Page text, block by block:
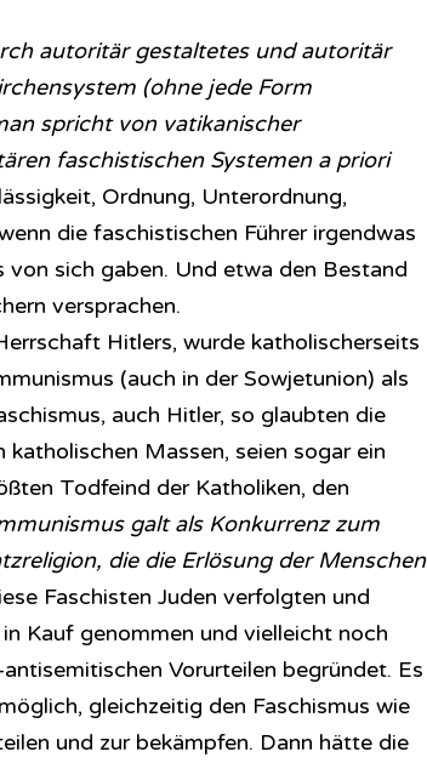
autoritär gestaltetes und autoritär
(ohne jede Form
spricht von vatikanischer
faschistischen Systemen a priori
Ordnung, Unterordnung,
die faschistischen Führer irgendwas
sich gaben. Und etwa den Bestand
versprachen.
Hitlers, wurde katholischerseits
(auch in der Sowjetunion) als
auch Hitler, so glaubten die
Massen, seien sogar ein
Todfeind der Katholiken, den
galt als Konkurrenz zum
die die Erlösung der Menschen
Faschisten Juden verfolgten und
Kauf genommen und vielleicht noch
Vorurteilen begründet. Es
gleichzeitig den Faschismus wie
und zur bekämpfen. Dann hätte die